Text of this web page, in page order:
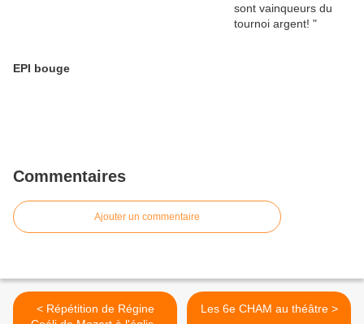
EPI bouge
Commentaires
Ajouter un commentaire
< Répétition de Régine
Les 6e CHAM au théâtre >